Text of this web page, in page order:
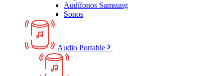
Audífonos Samsung
Sonos
Audio Portable